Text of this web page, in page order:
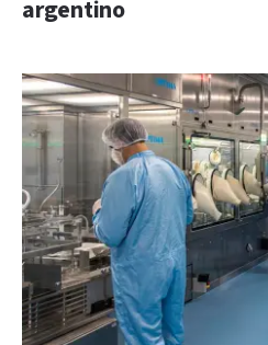
argentino